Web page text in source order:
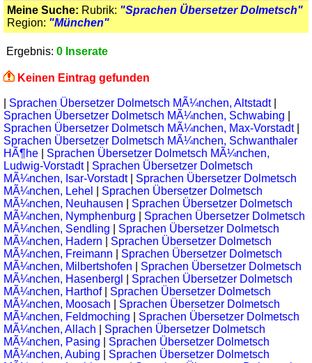
Meine Suche: Rubrik: "Sprachen Übersetzer Dolmetsch"
Region: "München"
Ergebnis: 0 Inserate
Keinen Eintrag gefunden
Sprachen Übersetzer Dolmetsch MÃ¼nchen, Altstadt
Sprachen Übersetzer Dolmetsch MÃ¼nchen, Schwabing
Sprachen Übersetzer Dolmetsch MÃ¼nchen, Max-Vorstadt
Sprachen Übersetzer Dolmetsch MÃ¼nchen, Schwanthaler
HÃ¶he
Sprachen Übersetzer Dolmetsch MÃ¼nchen,
Ludwig-Vorstadt
Sprachen Übersetzer Dolmetsch
MÃ¼nchen, Isar-Vorstadt
Sprachen Übersetzer Dolmetsch
MÃ¼nchen, Lehel
Sprachen Übersetzer Dolmetsch
MÃ¼nchen, Neuhausen
Sprachen Übersetzer Dolmetsch
MÃ¼nchen, Nymphenburg
Sprachen Übersetzer Dolmetsch
MÃ¼nchen, Sendling
Sprachen Übersetzer Dolmetsch
MÃ¼nchen, Hadern
Sprachen Übersetzer Dolmetsch
MÃ¼nchen, Freimann
Sprachen Übersetzer Dolmetsch
MÃ¼nchen, Milbertshofen
Sprachen Übersetzer Dolmetsch
MÃ¼nchen, Hasenbergl
Sprachen Übersetzer Dolmetsch
MÃ¼nchen, Harthof
Sprachen Übersetzer Dolmetsch
MÃ¼nchen, Moosach
Sprachen Übersetzer Dolmetsch
MÃ¼nchen, Feldmoching
Sprachen Übersetzer Dolmetsch
MÃ¼nchen, Allach
Sprachen Übersetzer Dolmetsch
MÃ¼nchen, Pasing
Sprachen Übersetzer Dolmetsch
MÃ¼nchen, Aubing
Sprachen Übersetzer Dolmetsch